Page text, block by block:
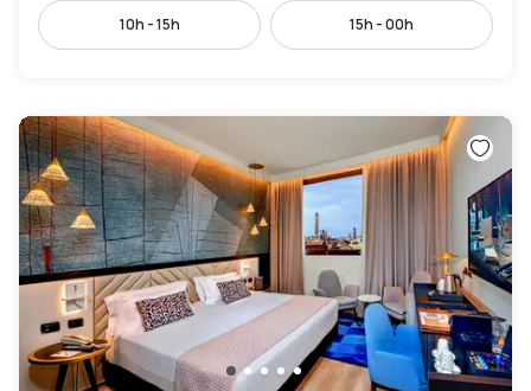
10h - 15h 15h - 00h